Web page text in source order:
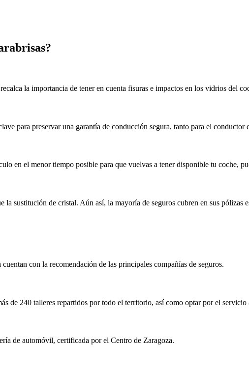
la importancia de tener en cuenta fisuras e impactos en los vidrios del
para preservar una garantía de conducción segura, tanto para el conductor
en el menor tiempo posible para que vuelvas a tener disponible tu coche,
la sustitución de cristal. Aún así, la mayoría de seguros cubren en sus pólizas
con la recomendación de las principales compañías de seguros.
de 240 talleres repartidos por todo el territorio, así como optar por el
de automóvil, certificada por el Centro de Zaragoza.